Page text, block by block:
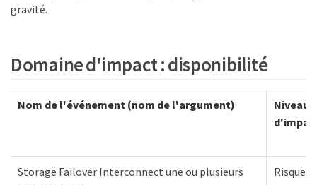
gravité.
Domaine d'impact : disponibilité
Nom de l'événement (nom de l'argument)
Niveau
Storage Failover Interconnect une ou plusieurs
Risques